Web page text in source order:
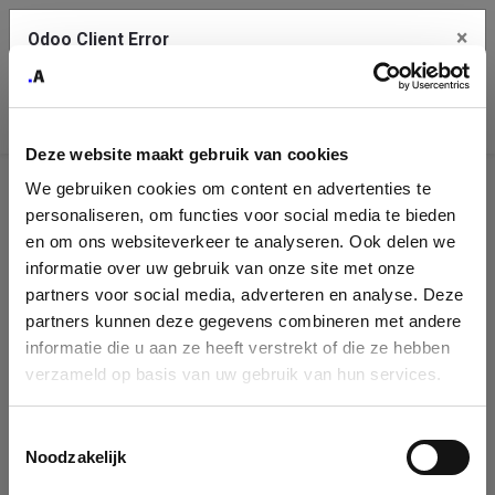
Deze website maakt gebruik van cookies
We gebruiken cookies om content en advertenties te
personaliseren, om functies voor social media te bieden
en om ons websiteverkeer te analyseren. Ook delen we
informatie over uw gebruik van onze site met onze
partners voor social media, adverteren en analyse. Deze
partners kunnen deze gegevens combineren met andere
informatie die u aan ze heeft verstrekt of die ze hebben
verzameld op basis van uw gebruik van hun services.
Noodzakelijk
Company
Identification
Please fill in your company details
You can search a company in our database by name, VAT or
enterprise ID. When a company is selected it will auto-complete the
form. If you don't find your company in our database, you can create
Odoo Client Error ×
service.
See details
Ok